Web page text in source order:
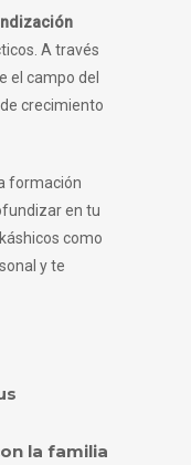
cos. A través
el campo del
crecimiento
formación
en tu
como
y te
la familia